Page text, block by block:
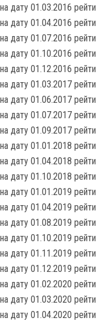
на дату 01.03.2016
на дату 01.04.2016
на дату 01.07.2016
на дату 01.10.2016
на дату 01.12.2016
на дату 01.03.2017
на дату 01.06.2017
на дату 01.07.2017
на дату 01.09.2017
на дату 01.01.2018
на дату 01.04.2018
на дату 01.10.2018
на дату 01.01.2019
на дату 01.04.2019
на дату 01.08.2019
на дату 01.10.2019
на дату 01.11.2019
на дату 01.12.2019
на дату 01.02.2020
на дату 01.03.2020
на дату 01.04.2020